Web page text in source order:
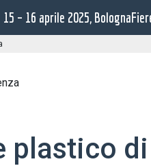
15 – 16 aprile 2025,
plastico